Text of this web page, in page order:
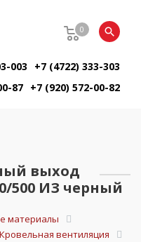
0
003
+7 (4722) 333-303
87 +7 (920) 572-00-82
выход
500 ИЗ черный
материалы
Кровельная вентиляция